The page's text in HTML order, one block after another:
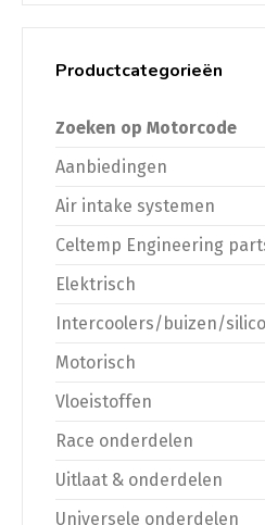
Productcategorieën
Zoeken op Motorcode
Aanbiedingen
Air intake systemen
Celtemp Engineering
Elektrisch
Intercoolers/buizen/
Motorisch
Vloeistoffen
Race onderdelen
Uitlaat & onderdelen
Universele onderdelen